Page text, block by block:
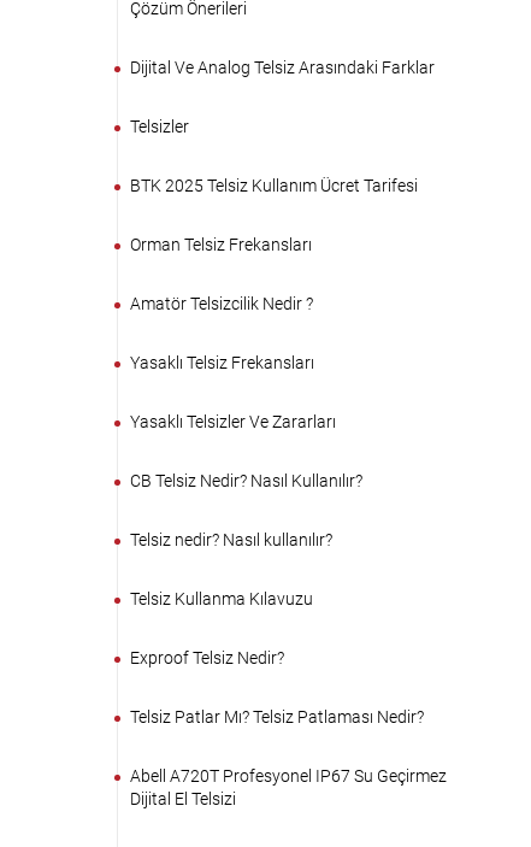
Çözüm Önerileri
Dijital Ve Analog Telsiz Arasındaki Farklar
Telsizler
BTK 2025 Telsiz Kullanım Ücret Tarifesi
Orman Telsiz Frekansları
Amatör Telsizcilik Nedir ?
Yasaklı Telsiz Frekansları
Yasaklı Telsizler Ve Zararları
CB Telsiz Nedir? Nasıl Kullanılır?
Telsiz nedir? Nasıl kullanılır?
Telsiz Kullanma Kılavuzu
Exproof Telsiz Nedir?
Telsiz Patlar Mı? Telsiz Patlaması Nedir?
Abell A720T Profesyonel IP67 Su Geçirmez
Dijital El Telsizi